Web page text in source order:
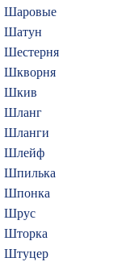
Шаровые
Шатун
Шестерня
Шкворня
Шкив
Шланг
Шланги
Шлейф
Шпилька
Шпонка
Шрус
Шторка
Штуцер